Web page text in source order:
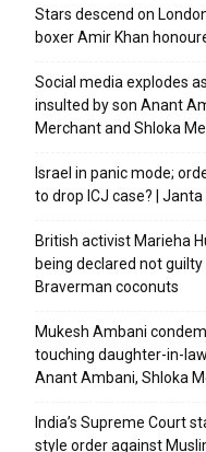
Stars descend on
boxer Amir Khan
Social media explodes
insulted by son Anant
Merchant and Shloka
Israel in panic mode;
to drop ICJ case? |
British activist Marieha
being declared not
Braverman coconuts
Mukesh Ambani
touching daughter-in-
Anant Ambani, Shloka
India’s Supreme Court
style order against